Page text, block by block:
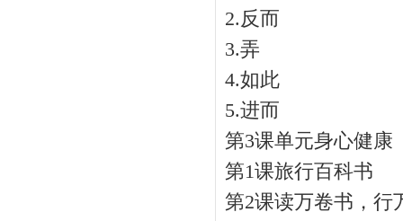
2.反而
3.弄
4.如此
5.进而
第3课单元身心健康
第1课旅行百科书
第2课读万卷书，行